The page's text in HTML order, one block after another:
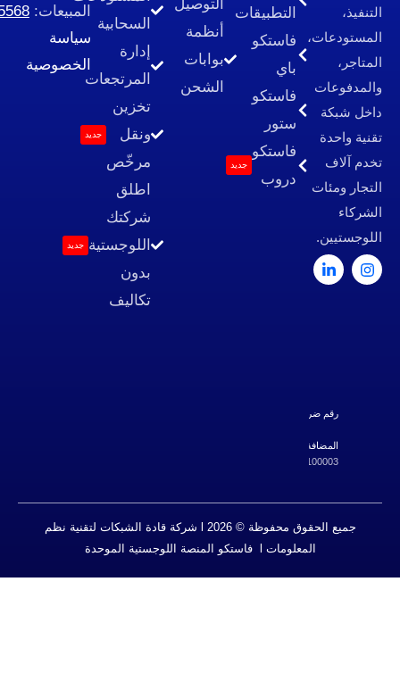
جميع الحقوق محفوظة © 2026 l شركة قادة الشبكات لتقنية نظم
700108267795
التطبيقات
فاستكو
باي
فاستكو
ستور
فاستكو
دروب
جديد
التوصيل
أنظمة
بوابات
الشحن
السحابية
إدارة
المرتجعات
مرخّص
جديد
المبيعات:
966535585568+
الخصوصية